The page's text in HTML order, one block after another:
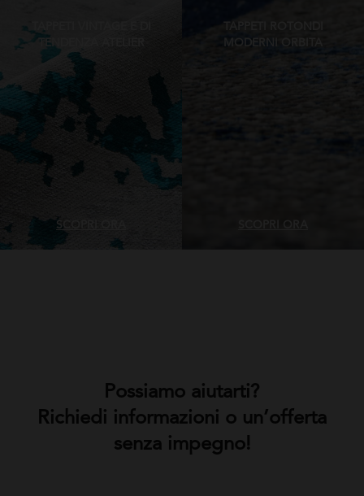
TENDENZA ATELIER
SCOPRI ORA
MODERNI ORBITA
Possiamo aiutarti?
Richiedi informazioni o un’offerta
senza impegno!